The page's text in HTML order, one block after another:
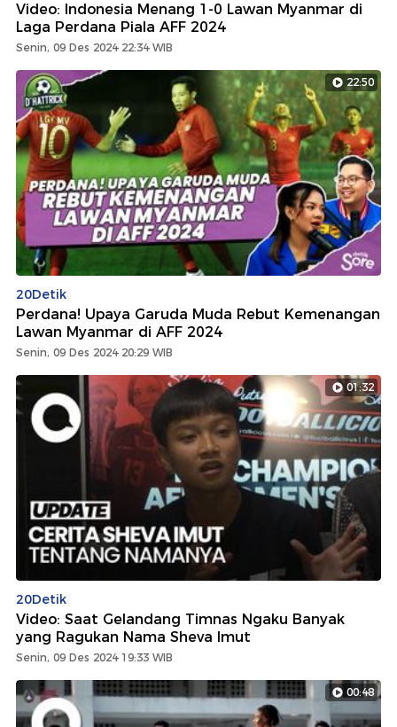
Video: Indonesia Menang 1-0 Lawan Myanmar di
Laga Perdana Piala AFF 2024
Senin, 09 Des 2024 22:34 WIB
22:50
20Detik
Perdana! Upaya Garuda Muda Rebut Kemenangan
Lawan Myanmar di AFF 2024
Senin, 09 Des 2024 20:29 WIB
01:32
20Detik
Video: Saat Gelandang Timnas Ngaku Banyak
yang Ragukan Nama Sheva Imut
Senin, 09 Des 2024 19:33 WIB
00:48